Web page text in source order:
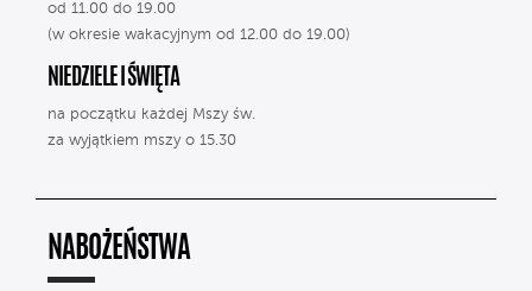
od 11.00 do 19.00
(w okresie wakacyjnym od 12.00 do 19.00)
NIEDZIELE I ŚWIĘTA
na początku każdej Mszy św.
za wyjątkiem mszy o 15.30
NABOŻEŃSTWA